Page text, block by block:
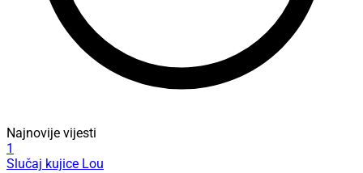
Najnovije vijesti
1
Slučaj kujice Lou